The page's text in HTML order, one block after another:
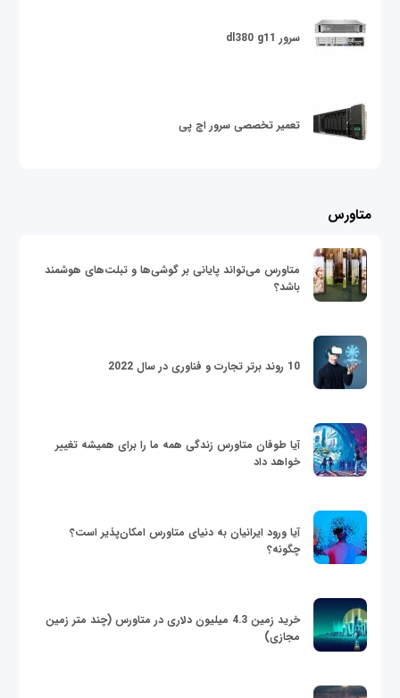
سرور dl380 g11
تعمیر تخصصی سرور اچ پی
متاورس
متاورس می‌تواند پایانی بر گوشی‌ها و تبلت‌های هوشمند
باشد؟
10 روند برتر تجارت و فناوری در سال 2022
آیا طوفان متاورس زندگی همه ما را برای همیشه تغییر
خواهد داد
آیا ورود ایرانیان به دنیای متاورس امکان‌پذیر است؟
چگونه؟
خرید زمین 4.3 میلیون دلاری در متاورس (چند متر زمین
مجازی)